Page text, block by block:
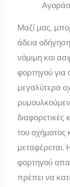
Μαζί μας,
άδεια
νόμιμη και
φορτηγού για
μεγαλύτερα
διαφορετικές
του οχήματος
μεταφέρεται.
φορτηγού
πρέπει να